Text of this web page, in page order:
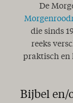
De
die sinds
reeks
praktisch en
Bijbel en/